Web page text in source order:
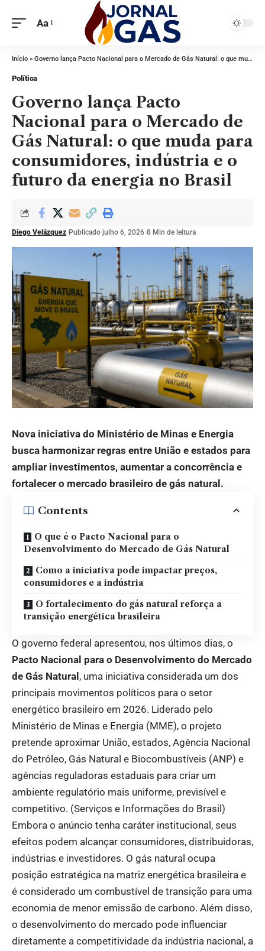
Aa
Início » Governo lança Pacto Nacional para o Mercado de Gás Natural: o que muda para consumidores, indústria e o futuro da energia no Brasil
Política
Governo lança Pacto
Nacional para o Mercado de
Gás Natural: o que muda para
consumidores, indústria e o
futuro da energia no Brasil
Diego Velázquez Publicado julho 6, 2026 8 Min de leitura
Nova iniciativa do Ministério de Minas e Energia
busca harmonizar regras entre União e estados para
ampliar investimentos, aumentar a concorrência e
fortalecer o mercado brasileiro de gás natural.
Contents
O que é o Pacto Nacional para o
Desenvolvimento do Mercado de Gás Natural
Como a iniciativa pode impactar preços,
consumidores e a indústria
O fortalecimento do gás natural reforça a
transição energética brasileira
O governo federal apresentou, nos últimos dias, o
Pacto Nacional para o Desenvolvimento do Mercado
de Gás Natural , uma iniciativa considerada um dos
principais movimentos políticos para o setor
energético brasileiro em 2026. Liderado pelo
Ministério de Minas e Energia (MME), o projeto
pretende aproximar União, estados, Agência Nacional
do Petróleo, Gás Natural e Biocombustíveis (ANP) e
agências reguladoras estaduais para criar um
ambiente regulatório mais uniforme, previsível e
competitivo. (Serviços e Informações do Brasil )
Embora o anúncio tenha caráter institucional, seus
efeitos podem alcançar consumidores, distribuidoras,
indústrias e investidores. O gás natural ocupa
posição estratégica na matriz energética brasileira e
é considerado um combustível de transição para uma
economia de menor emissão de carbono. Além disso,
o desenvolvimento do mercado pode influenciar
diretamente a competitividade da indústria nacional, a